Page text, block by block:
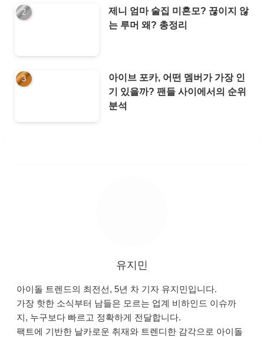
제니 엄마 술집 미혼모? 끊이지 않
는 루머 왜? 총정리
아이브 포카, 어떤 멤버가 가장 인
기 있을까? 팬들 사이에서의 순위
분석
유지민
아이돌 트렌드의 최전선, 5년 차 기자 유지민입니다.
가장 핫한 소식부터 남들은 모르는 업계 비하인드 이슈까
지, 누구보다 빠르고 정확하게 전달합니다.
팩트에 기반한 날카로운 취재와 트렌디한 감각으로 아이돌